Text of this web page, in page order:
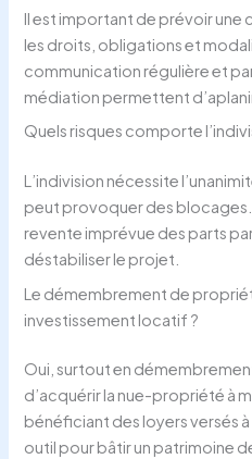
Il est important de prévoir une
les droits, obligations et
communication régulière et
médiation permettent
Quels risques comporte
L’indivision nécessite
peut provoquer des blocages.
revente imprévue des parts
déstabiliser le projet.
Le démembrement de
investissement locatif ?
Oui, surtout en
d’acquérir la nue-propriété à
bénéficiant des loyers versés à
outil pour bâtir un patrimoine